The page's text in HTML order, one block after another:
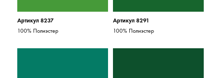
Артикул 8237
100% Полиэстер
Артикул 8291
100% Полиэстер